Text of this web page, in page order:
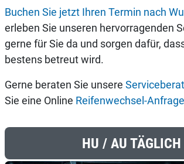
Buchen Sie jetzt Ihren Termin nach
erleben Sie unseren hervorragenden
gerne für Sie da und sorgen dafür,
bestens betreut wird.
Gerne beraten Sie unsere
Sie eine Online Reifenwechsel-Anfrage
HU / AU TÄGLICH